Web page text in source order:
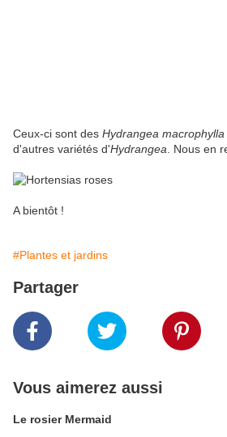
Ceux-ci sont des Hydrangea macrophylla
d'autres variétés d'Hydrangea . Nous en
A bientôt !
#Plantes et jardins
Partager
Vous aimerez aussi
Le rosier Mermaid